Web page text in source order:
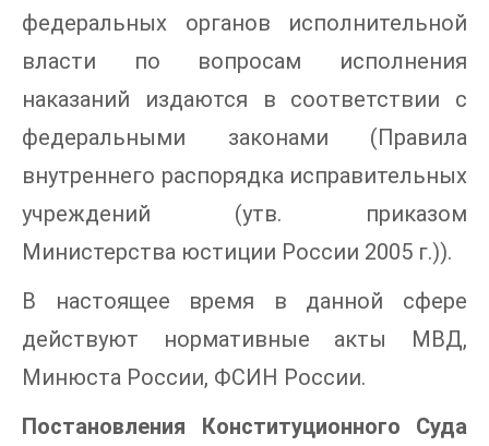
федеральных органов исполнительной
власти по вопросам исполнения
наказаний издаются в соответствии с
федеральными законами (Правила
внутреннего распорядка исправительных
учреждений (утв. приказом
Министерства юстиции России 2005 г.)).
В настоящее время в данной сфере
действуют нормативные акты МВД,
Минюста России, ФСИН России.
Постановления Конституционного Суда